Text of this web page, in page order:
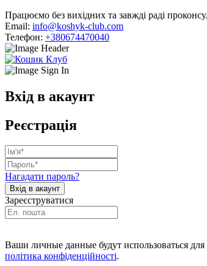
Працюємо без вихідних та завжді раді
Email: info@koshyk-club.com
Телефон: +380674470040
Вхід в акаунт
Реєстрація
Нагадати пароль?
Зареєструватися
Ваши личные данные будут использоваться
політика конфіденційності.